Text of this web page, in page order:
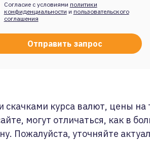
Согласие с условиями политики
конфиденциальности и пользовательского
соглашения
скачками курса валют, цены на
могут отличаться, как в
Пожалуйста, уточняйте